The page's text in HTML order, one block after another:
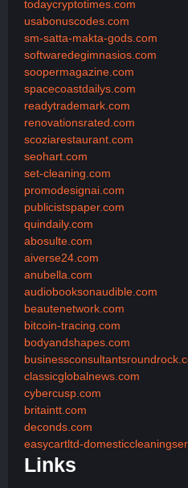
todaycryptotimes.com
usabonuscodes.com
sm-satta-makta-gods.com
softwaredegimnasios.com
soopermagazine.com
spacecoastdailys.com
readytrademark.com
renovationsrated.com
scoziarestaurant.com
seohart.com
set-cleaning.com
promodesignai.com
publicistspaper.com
quindaily.com
abosulte.com
aiverse24.com
anubella.com
audiobooksonaudible.com
beautenetwork.com
bitcoin-tracing.com
bodyandshapes.com
classicglobalnews.com
cybercusp.com
britaintt.com
deconds.com
easycartltd-
Links